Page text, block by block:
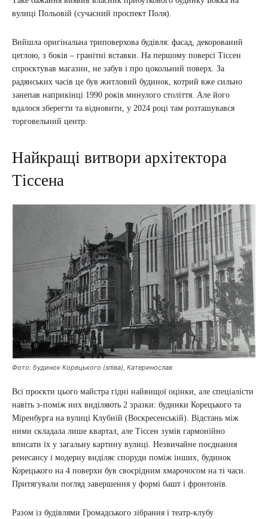
вулиці Польовій (сучасний проспект Поля).
Вийшла оригінальна триповерхова будівля: фасад, декорований
цеглою, з боків – гранітні вставки. На першому поверсі Тіссен
спроєктував магазин, не забув і про цокольний поверх. За
радянських часів це був житловий будинок, котрий вже сильно
занепав наприкінці 1990 років минулого століття. Але його
вдалося зберегти та відновити, у 2024 році там розташувався
торговельний центр.
Найкращі витвори архітектора
Тіссена
Фото: будинок Корецького (зліва), Катеринослав
Всі проєкти цього майстра гідні найвищої оцінки, але спеціалісти
навіть з-поміж них виділяють 2 зразки: будинки Корецького та
Міренбурга на вулиці Клубній (Воскресенській). Відстань між
ними складала лише квартал, але Тіссен зумів гармонійно
вписати їх у загальну картину вулиці. Незвичайне поєднання
ренесансу і модерну виділяє споруди поміж інших, будинок
Корецького на 4 поверхи був своєрідним хмарочосом на ті часи.
Притягували погляд завершення у формі башт і фронтонів.
Разом із будівлями Громадського зібрання і театр-клубу